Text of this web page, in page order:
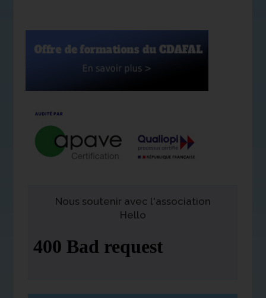
Nous soutenir avec l'association
Hello